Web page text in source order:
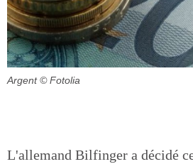
Argent © Fotolia
L'allemand Bilfinger a décidé